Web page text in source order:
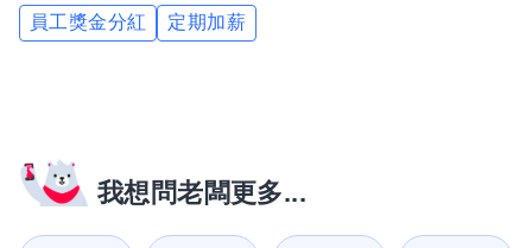
員工獎金分紅 定期加薪
我想問老闆更多...